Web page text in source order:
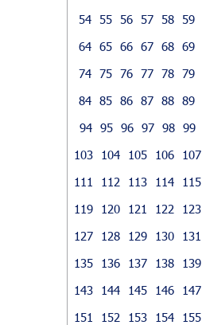
54 55 56 57 58 59
64 65 66 67 68 69
74 75 76 77 78 79
84 85 86 87 88 89
94 95 96 97 98 99
103
104 105 106 107
111
112 113 114 115
119
120 121 122 123
127
128 129 130 131
135
136 137 138 139
143
144 145 146 147
151
152 153 154 155